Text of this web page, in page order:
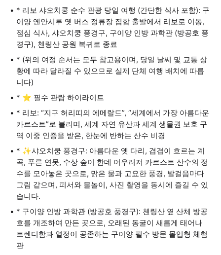
* 리보 샤오치쿵 순수 관광 당일 여행 (간단한 식사 포함): 구
이양 옌안시루 옛 버스 정류장 집합 출발에서 리보로 이동,
점심 식사, 샤오치쿵 풍경구, 구이양 인방 과학관 (방공호 풍
경구), 첸링산 공원 복귀로 종료
* (위의 여정 순서는 모두 참고용이며, 당일 날씨 및 교통 상
황에 따라 달라질 수 있으므로 실제 단체 여행 배치에 따릅
니다)
* ⭐ 필수 관람 하이라이트
* 리보: “지구 허리띠의 에메랄드”, “세계에서 가장 아름다운
카르스트”로 불리며, 세계 자연 유산과 세계 생물권 보호 구
역 이중 인증을 받은, 한눈에 반하는 산수 비경
* ✨샤오치쿵 풍경구: 아름다운 옛 다리, 겹겹이 흐르는 계
곡, 푸른 연못, 수상 숲이 한데 어우러져 카르스트 산수의 정
수를 모아놓은 곳으로, 맑은 물과 고요한 풍경, 발걸음마다
그림 같으며, 피서와 물놀이, 사진 촬영을 동시에 즐길 수 있
습니다.
* 구이양 인방 과학관 (방공호 풍경구): 첸링산 옆 산체 방공
호를 개조하여 만든 곳으로, 오래된 동굴이 새롭게 태어나
트렌디함과 열정이 공존하는 구이양 필수 방문 몰입형 체험
관